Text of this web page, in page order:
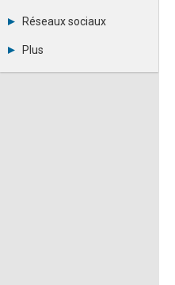
Observatoire de l'emploi
Réseaux sociaux
LinkedIn
Plus
Annonceurs